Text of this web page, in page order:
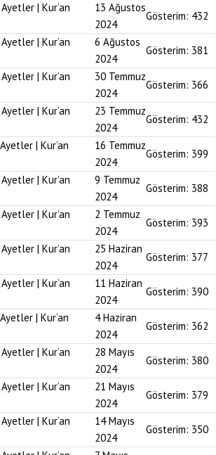
| Kur’an
13 Ağustos
2024
Gösterim: 432
| Kur’an
6 Ağustos
2024
Gösterim: 381
| Kur’an
30 Temmuz
2024
Gösterim: 366
| Kur’an
23 Temmuz
2024
Gösterim: 432
| Kur’an
16 Temmuz
2024
Gösterim: 399
| Kur’an
9 Temmuz
2024
Gösterim: 388
| Kur’an
2 Temmuz
2024
Gösterim: 393
| Kur’an
25 Haziran
2024
Gösterim: 377
| Kur’an
11 Haziran
2024
Gösterim: 390
| Kur’an
4 Haziran
2024
Gösterim: 362
| Kur’an
28 Mayıs
2024
Gösterim: 380
| Kur’an
21 Mayıs
2024
Gösterim: 379
| Kur’an
14 Mayıs
2024
Gösterim: 350